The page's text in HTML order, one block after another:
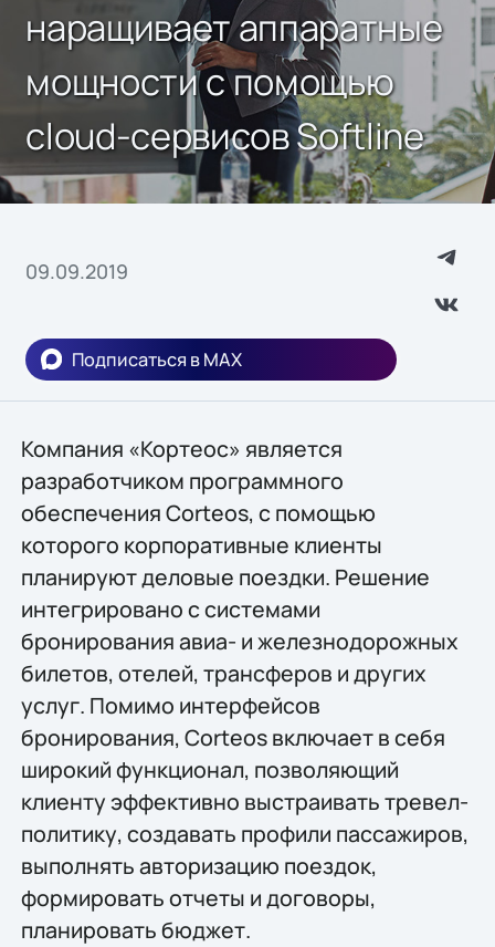
наращивает аппаратные
мощности с помощью
cloud-сервисов Softline
09.09.2019
Подписаться в MAX
Компания «Кортеос» является
разработчиком программного
обеспечения Corteos, с помощью
которого корпоративные клиенты
планируют деловые поездки. Решение
интегрировано с системами
бронирования авиа- и железнодорожных
билетов, отелей, трансферов и других
услуг. Помимо интерфейсов
бронирования, Corteos включает в себя
широкий функционал, позволяющий
клиенту эффективно выстраивать тревел-
политику, создавать профили пассажиров,
выполнять авторизацию поездок,
формировать отчеты и договоры,
планировать бюджет.